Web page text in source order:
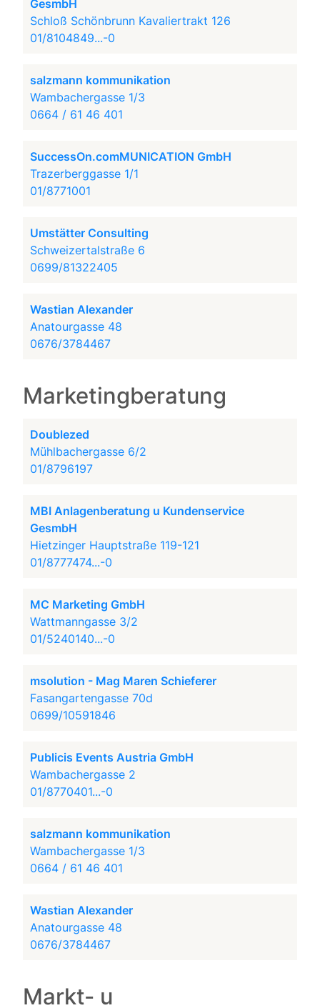
GesmbH
Schloß Schönbrunn Kavaliertrakt 126
01/8104849...-0
salzmann kommunikation
Wambachergasse 1/3
0664 / 61 46 401
SuccessOn.comMUNICATION GmbH
Trazerberggasse 1/1
01/8771001
Umstätter Consulting
Schweizertalstraße 6
0699/81322405
Wastian Alexander
Anatourgasse 48
0676/3784467
Marketingberatung
Doublezed
Mühlbachergasse 6/2
01/8796197
MBI Anlagenberatung u Kundenservice
GesmbH
Hietzinger Hauptstraße 119-121
01/8777474...-0
MC Marketing GmbH
Wattmanngasse 3/2
01/5240140...-0
msolution - Mag Maren Schieferer
Fasangartengasse 70d
0699/10591846
Publicis Events Austria GmbH
Wambachergasse 2
01/8770401...-0
salzmann kommunikation
Wambachergasse 1/3
0664 / 61 46 401
Wastian Alexander
Anatourgasse 48
0676/3784467
Markt- u